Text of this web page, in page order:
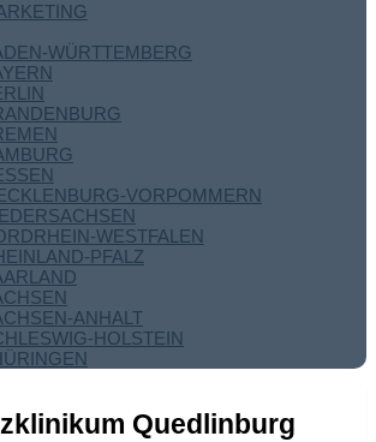
WÜRTTEMBERG
VORPOMMERN
WESTFALEN
PFALZ
ANHALT
HOLSTEIN
Quedlinburg